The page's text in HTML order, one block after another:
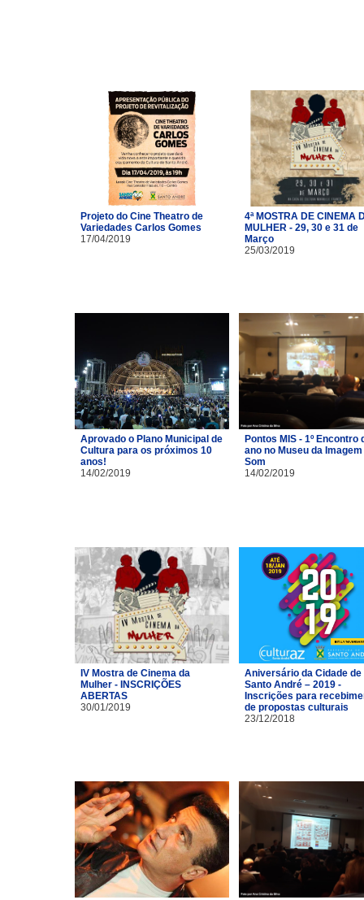
Projeto do Cine Theatro de
Variedades Carlos Gomes
17/04/2019
4ª MOSTRA DE CINEMA
MULHER - 29, 30 e 31 de
Março
25/03/2019
Aprovado o Plano Municipal de
Cultura para os próximos 10
anos!
14/02/2019
Pontos MIS - 1º Encontro
ano no Museu da Imagem
Som
14/02/2019
IV Mostra de Cinema da
Mulher - INSCRIÇÕES
ABERTAS
30/01/2019
Aniversário da Cidade de
Santo André – 2019 -
Inscrições para
de propostas culturais
23/12/2018